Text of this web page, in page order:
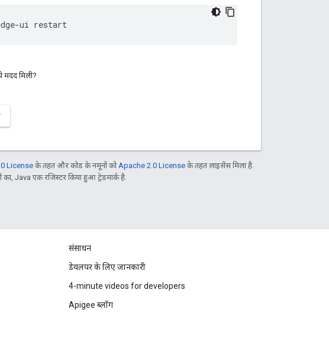
ui restart
मिली?
License के तहत और कोड के नमूनों कोApache 2.0 License के तहत लाइसेंस मिला है.
Java एक रजिस्टर किया हुआ ट्रेडमार्क है.
संसाधन
डेवलपर के लिए जानकारी
4-minute videos for developers
Apigee ब्लॉग